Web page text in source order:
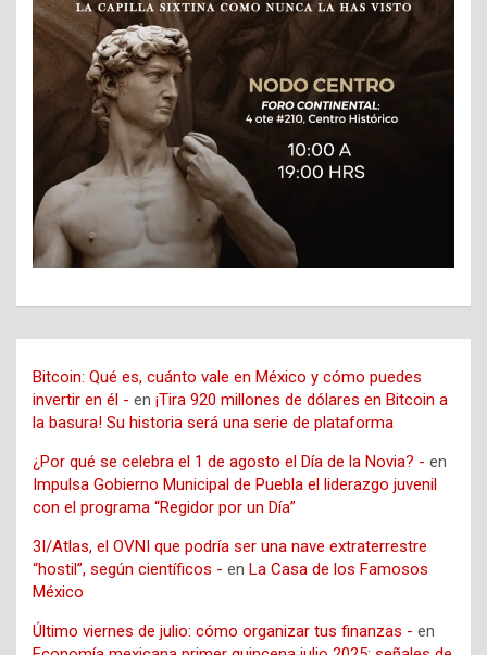
Bitcoin: Qué es, cuánto vale en México y cómo puedes
invertir en él - en ¡Tira 920 millones de dólares en Bitcoin a
la basura! Su historia será una serie de plataforma
¿Por qué se celebra el 1 de agosto el Día de la Novia? - en
Impulsa Gobierno Municipal de Puebla el liderazgo juvenil
con el programa “Regidor por un Día”
3I/Atlas, el OVNI que podría ser una nave extraterrestre
“hostil”, según científicos - en La Casa de los Famosos
México
Último viernes de julio: cómo organizar tus finanzas - en